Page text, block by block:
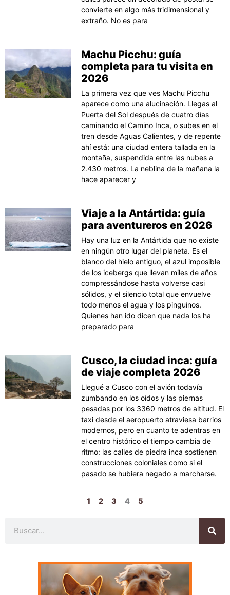
convierte en algo más tridimensional y
extraño. No es para
Machu Picchu: guía
completa para tu visita en
2026
La primera vez que ves Machu Picchu
aparece como una alucinación. Llegas al
Puerta del Sol después de cuatro días
caminando el Camino Inca, o subes en el
tren desde Aguas Calientes, y de repente
ahí está: una ciudad entera tallada en la
montaña, suspendida entre las nubes a
2.430 metros. La neblina de la mañana la
hace aparecer y
Viaje a la Antártida: guía
para aventureros en 2026
Hay una luz en la Antártida que no existe
en ningún otro lugar del planeta. Es el
blanco del hielo antiguo, el azul imposible
de los icebergs que llevan miles de años
compressándose hasta volverse casi
sólidos, y el silencio total que envuelve
todo menos el agua y los pinguínos.
Quienes han ido dicen que nada los ha
preparado para
Cusco, la ciudad inca: guía
de viaje completa 2026
Llegué a Cusco con el avión todavía
zumbando en los oídos y las piernas
pesadas por los 3360 metros de altitud. El
taxi desde el aeropuerto atraviesa barrios
modernos, pero en cuanto te adentras en
el centro histórico el tiempo cambia de
ritmo: las calles de piedra inca sostienen
construcciones coloniales como si el
pasado se hubiera negado a marcharse.
1 2 3 4 5